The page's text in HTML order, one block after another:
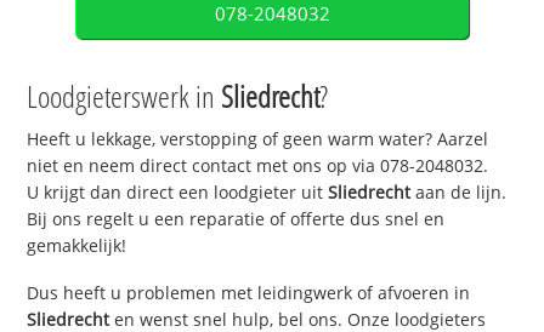
078-2048032
Loodgieterswerk in Sliedrecht?
Heeft u lekkage, verstopping of geen warm water? Aarzel
niet en neem direct contact met ons op via 078-2048032.
U krijgt dan direct een loodgieter uitSliedrechtaan de lijn.
Bij ons regelt u een reparatie of offerte dus snel en
gemakkelijk!
Dus heeft u problemen met leidingwerk of afvoeren in
Sliedrechten wenst snel hulp, bel ons. Onze loodgieters